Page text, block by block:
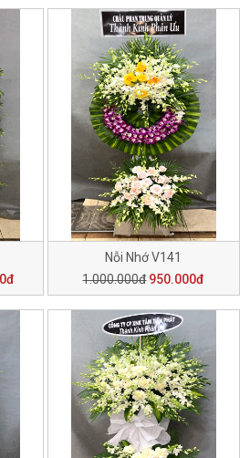
Nỗi Nhớ V141
1.000.000đ 950.000đ